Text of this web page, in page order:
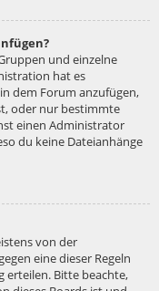
und einzelne
hat es
dem Forum anzufügen,
oder nur bestimmte
einen Administrator
du keine Dateianhänge
von der
eine dieser Regeln
erteilen. Bitte beachte,